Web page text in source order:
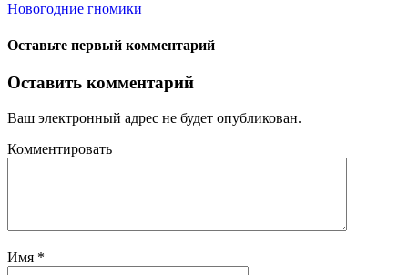
Новогодние гномики
Оставьте первый комментарий
Оставить комментарий
Ваш электронный адрес не будет опубликован.
Комментировать
Имя *